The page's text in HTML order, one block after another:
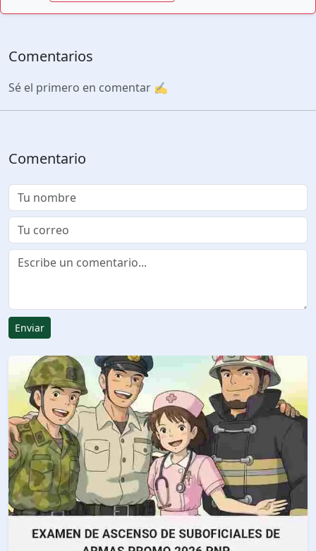
Comentarios
Sé el primero en comentar ✍️
Comentario
Enviar